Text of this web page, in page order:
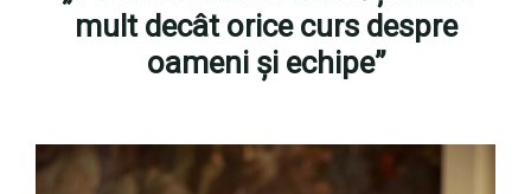
mult decât orice curs despre
oameni și echipe”